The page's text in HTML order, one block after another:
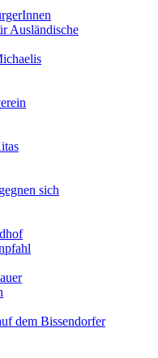
Ausländische
sich
dem Bissendorfer